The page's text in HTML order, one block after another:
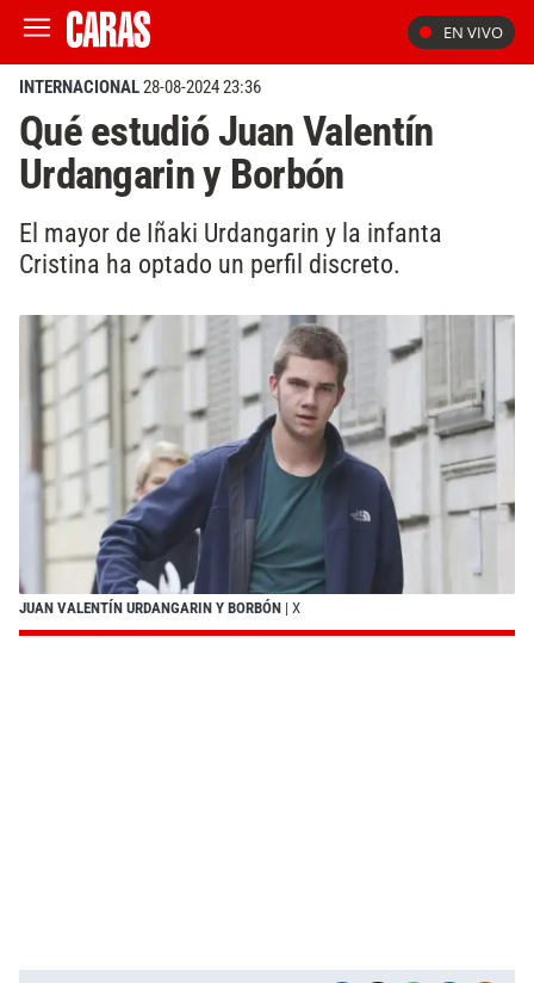
EN VIVO
INTERNACIONAL28-08-2024 23:36
Qué estudió Juan Valentín
Urdangarin y Borbón
El mayor de Iñaki Urdangarin y la infanta
Cristina ha optado un perfil discreto.
JUAN VALENTÍN URDANGARIN Y BORBÓN | X